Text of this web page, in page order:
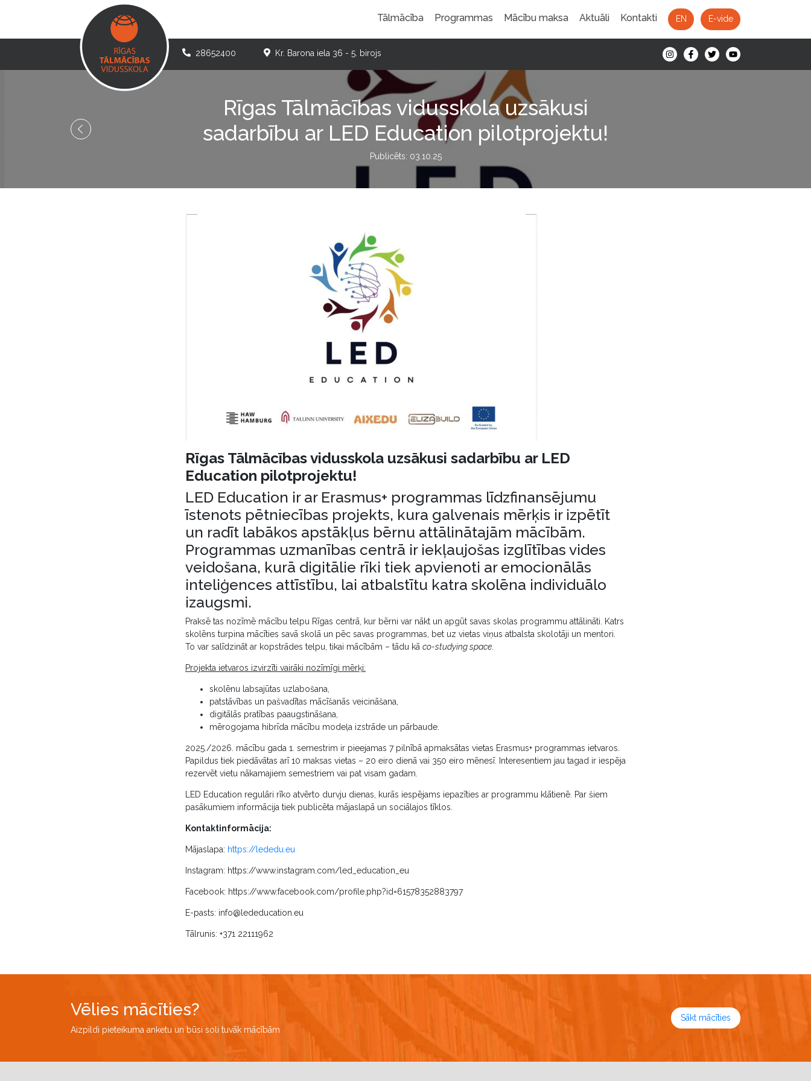
Tālmācība Programmas Mācību maksa Aktuāli Kontakti EN E-vide
28652400 Kr. Barona iela 36 - 5. birojs
Rīgas Tālmācības vidusskola uzsākusi
sadarbību ar LED Education pilotprojektu!
Publicēts: 03.10.25
Rīgas Tālmācības vidusskola uzsākusi sadarbību ar LED
Education pilotprojektu!
LED Education ir ar Erasmus+ programmas līdzfinansējumu
īstenots pētniecības projekts, kura galvenais mērķis ir izpētīt
un radīt labākos apstākļus bērnu attālinātajām mācībām.
Programmas uzmanības centrā ir iekļaujošas izglītības vides
veidošana, kurā digitālie rīki tiek apvienoti ar emocionālās
inteliģences attīstību, lai atbalstītu katra skolēna individuālo
izaugsmi.
Praksē tas nozīmē mācību telpu Rīgas centrā, kur bērni var nākt un apgūt savas skolas programmu attālināti. Katrs
skolēns turpina mācīties savā skolā un pēc savas programmas, bet uz vietas viņus atbalsta skolotāji un mentori.
To var salīdzināt ar kopstrādes telpu, tikai mācībām – tādu kā co-studying space
Projekta ietvaros izvirzīti vairāki nozīmīgi mērķi:
skolēnu labsajūtas uzlabošana,
patstāvības un pašvadītas mācīšanās veicināšana,
digitālās pratības paaugstināšana,
mērogojama hibrīda mācību modeļa izstrāde un pārbaude.
2025./2026. mācību gada 1. semestrim ir pieejamas 7 pilnībā apmaksātas vietas Erasmus+ programmas ietvaros.
Papildus tiek piedāvātas arī 10 maksas vietas – 20 eiro dienā vai 350 eiro mēnesī. Interesentiem jau tagad ir iespēja
rezervēt vietu nākamajiem semestriem vai pat visam gadam.
LED Education regulāri rīko atvērto durvju dienas, kurās iespējams iepazīties ar programmu klātienē. Par šiem
pasākumiem informācija tiek publicēta mājaslapā un sociālajos tīklos.
Kontaktinformācija:
Mājaslapa: https://lededu.eu
Instagram: https://www.instagram.com/led_education_eu
Facebook: https://www.facebook.com/profile.php?id=61578352883797
E-pasts: info@lededucation.eu
Tālrunis: +371 22111962
Vēlies mācīties?
Aizpildi pieteikuma anketu un būsi soli tuvāk mācībām
Sākt mācīties